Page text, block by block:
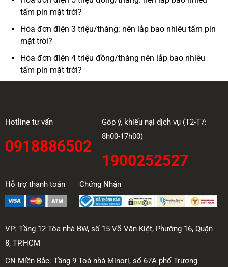
tấm pin mặt trời?
Hóa đơn điện 3 triệu/tháng: nên lắp bao nhiêu tấm pin
mặt trời?
Hóa đơn điện 4 triệu đồng/tháng nên lắp bao nhiêu
tấm pin mặt trời?
Hotline tư vấn
0918886502
Góp ý, khiếu nại dịch vụ (T2-T7:
8h00-17h00)
1900252527
Hỗ trợ thanh toán Chứng Nhận
VP: Tầng 12 Tòa nhà BW, số 15 Võ Văn Kiệt, Phường 16, Quận
8, TP.HCM
CN Miền Bắc: Tầng 9 Toà nhà Minori, số 67A phố Trương